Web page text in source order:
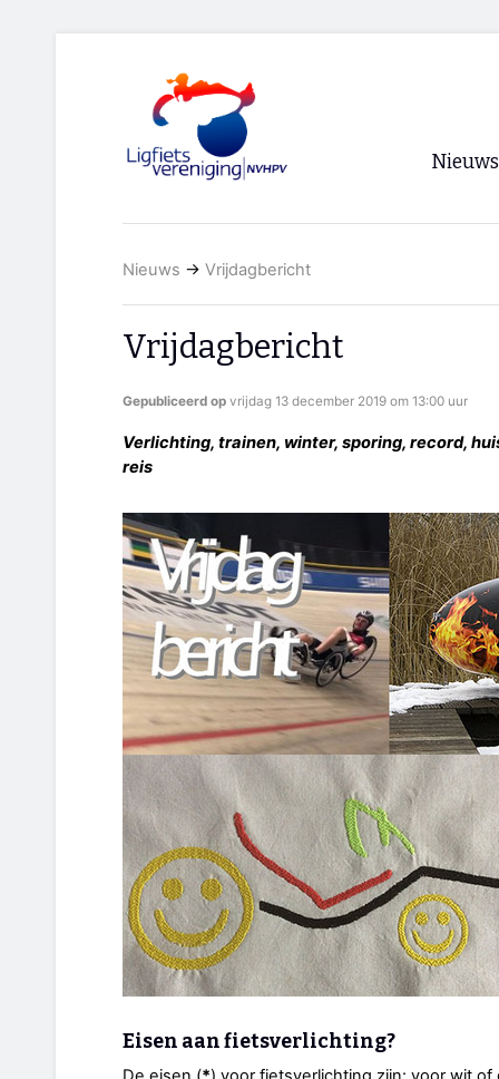
Nieuws
Nieuws → Vrijdagbericht
Vrijdagbericht
Gepubliceerd op vrijdag 13 december 2019 om 13:00 uur
Verlichting, trainen, winter, sporing, record,
reis
Eisen aan fietsverlichting?